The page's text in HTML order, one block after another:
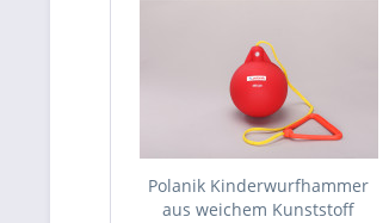
Polanik Kinderwurfhammer
aus weichem Kunststoff